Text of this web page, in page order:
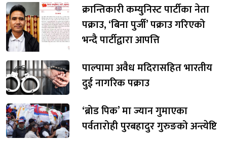
क्रान्तिकारी कम्युनिस्ट पार्टीका नेता
पक्राउ, ‘बिना पुर्जी’ पक्राउ गरिएको
भन्दै पार्टीद्वारा आपत्ति
पाल्पामा अवैध मदिरासहित भारतीय
दुई नागरिक पक्राउ
‘ब्रोड पिक’ मा ज्यान गुमाएका
पर्वतारोही पुरबहादुर गुरुङको अन्त्येष्टि